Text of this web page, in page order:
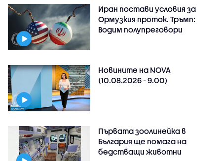
Иран постави условия за
Ормузкия проток. Тръмп:
Водим полупреговори
Новините на NOVA
(10.08.2026 - 9.00)
Първата зоолинейка в
България ще помага на
бедстващи животни